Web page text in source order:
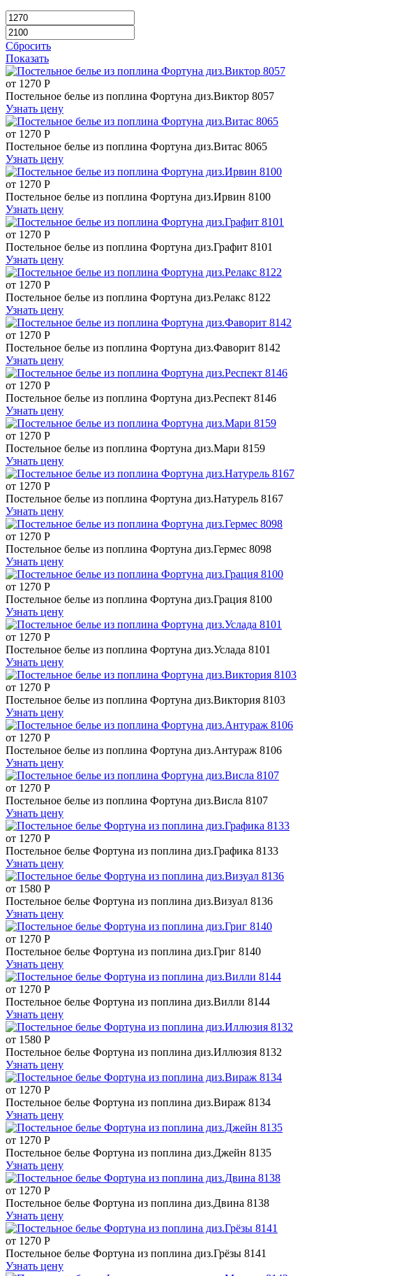
Сбросить
Показать
от 1270 Р
Постельное белье из поплина Фортуна диз.Виктор 8057
Узнать цену
от 1270 Р
Постельное белье из поплина Фортуна диз.Витас 8065
Узнать цену
от 1270 Р
Постельное белье из поплина Фортуна диз.Ирвин 8100
Узнать цену
от 1270 Р
Постельное белье из поплина Фортуна диз.Графит 8101
Узнать цену
от 1270 Р
Постельное белье из поплина Фортуна диз.Релакс 8122
Узнать цену
от 1270 Р
Постельное белье из поплина Фортуна диз.Фаворит 8142
Узнать цену
от 1270 Р
Постельное белье из поплина Фортуна диз.Респект 8146
Узнать цену
от 1270 Р
Постельное белье из поплина Фортуна диз.Мари 8159
Узнать цену
от 1270 Р
Постельное белье из поплина Фортуна диз.Натурель 8167
Узнать цену
от 1270 Р
Постельное белье из поплина Фортуна диз.Гермес 8098
Узнать цену
от 1270 Р
Постельное белье из поплина Фортуна диз.Грация 8100
Узнать цену
от 1270 Р
Постельное белье из поплина Фортуна диз.Услада 8101
Узнать цену
от 1270 Р
Постельное белье из поплина Фортуна диз.Виктория 8103
Узнать цену
от 1270 Р
Постельное белье из поплина Фортуна диз.Антураж 8106
Узнать цену
от 1270 Р
Постельное белье из поплина Фортуна диз.Висла 8107
Узнать цену
от 1270 Р
Постельное белье Фортуна из поплина диз.Графика 8133
Узнать цену
от 1580 Р
Постельное белье Фортуна из поплина диз.Визуал 8136
Узнать цену
от 1270 Р
Постельное белье Фортуна из поплина диз.Григ 8140
Узнать цену
от 1270 Р
Постельное белье Фортуна из поплина диз.Вилли 8144
Узнать цену
от 1580 Р
Постельное белье Фортуна из поплина диз.Иллюзия 8132
Узнать цену
от 1270 Р
Постельное белье Фортуна из поплина диз.Вираж 8134
Узнать цену
от 1270 Р
Постельное белье Фортуна из поплина диз.Джейн 8135
Узнать цену
от 1270 Р
Постельное белье Фортуна из поплина диз.Двина 8138
Узнать цену
от 1270 Р
Постельное белье Фортуна из поплина диз.Грёзы 8141
Узнать цену